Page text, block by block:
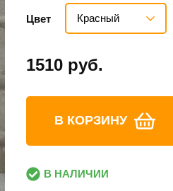
Цвет Красный
1510 руб.
В КОРЗИНУ
В НАЛИЧИИ